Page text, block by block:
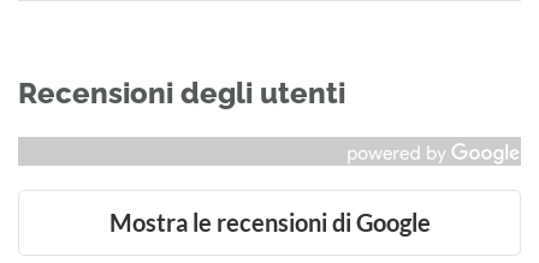
Recensioni degli utenti
Mostra le recensioni di Google